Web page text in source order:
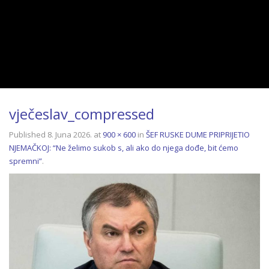
vječeslav_compressed
Published 8. Juna 2026. at 900 × 600 in ŠEF RUSKE DUME PRIPRIJETIO
NJEMAČKOJ: “Ne želimo sukob s, ali ako do njega dođe, bit ćemo
spremni”.